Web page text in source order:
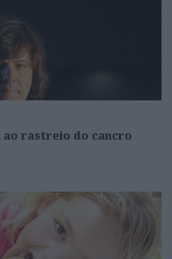
ao rastreio do cancro